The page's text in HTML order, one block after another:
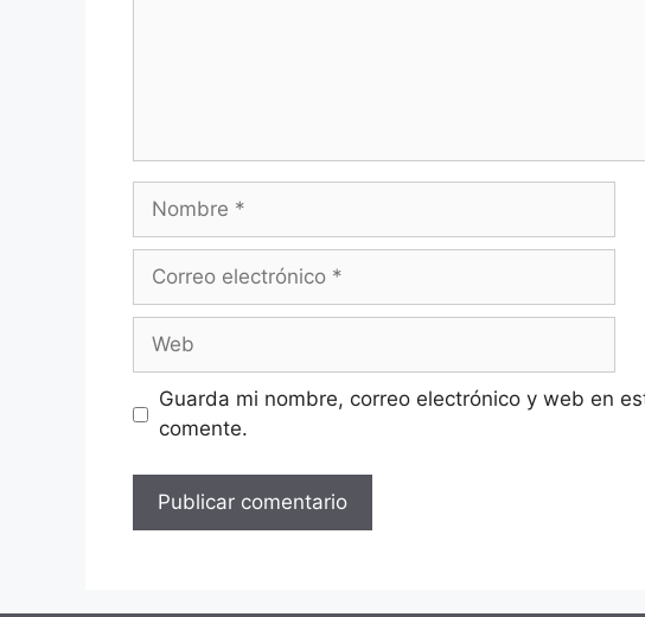
Nombre
Correo
Web
Guarda mi nombre, correo electrónico y web en
comente.